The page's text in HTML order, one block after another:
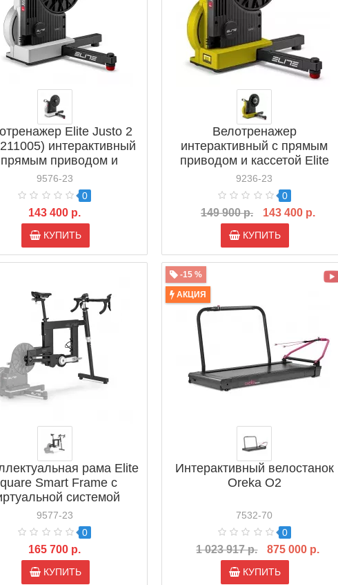
Elite Justo 2
интерактивный
приводом и
(EL0211005)
9576-23
0
143 400 р.
КУПИТЬ
Велотренажер
интерактивный с прямым
приводом и кассетой Elite
Justo 2 Limited Edition
(EL0211005Y)
9236-23
0
149 900 р. 143 400 р.
КУПИТЬ
рама Elite
Smart Frame с
системой
(EL0234001)
9577-23
0
165 700 р.
КУПИТЬ
-15 %
АКЦИЯ
Интерактивный велостанок
Oreka O2
7532-70
0
1 023 917 р. 875 000 р.
КУПИТЬ